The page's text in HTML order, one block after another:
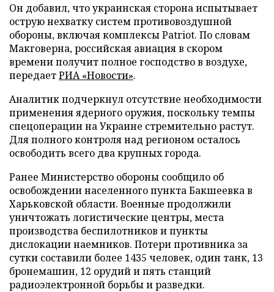
Он добавил, что украинская сторона испытывает
острую нехватку систем противовоздушной
обороны, включая комплексы Patriot. По словам
Макговерна, российская авиация в скором
времени получит полное господство в воздухе,
передаетРИА «Новости».
Аналитик подчеркнул отсутствие необходимости
применения ядерного оружия, поскольку темпы
спецоперации на Украине стремительно растут.
Для полного контроля над регионом осталось
освободить всего два крупных города.
Ранее Министерство обороны сообщило об
освобождении населенного пункта Бакшеевка в
Харьковской области. Военные продолжили
уничтожать логистические центры, места
производства беспилотников и пункты
дислокации наемников. Потери противника за
сутки составили более 1435 человек, один танк, 13
бронемашин, 12 орудий и пять станций
радиоэлектронной борьбы и разведки.